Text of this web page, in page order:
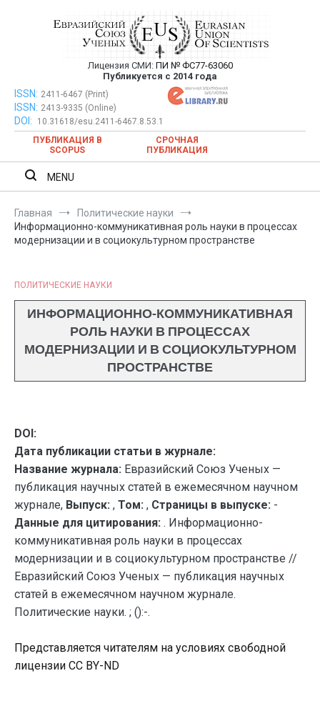
Евразийский Союз Ученых —
публикация научных статей в
ежемесячном научном журнале
Лицензия СМИ: ПИ № ФС77-63060
Публикуется с 2014 года
Евразийский Союз Ученых — публикация научных статей в
ежемесячном научном журнале
ISSN: 2411-6467 (Print)
ISSN: 2413-9335 (Online)
DOI:
10.31618/esu.2411-6467.8.53.1
ПУБЛИКАЦИЯ В
SCOPUS
СРОЧНАЯ
ПУБЛИКАЦИЯ
MENU
Главная
Политические науки
Информационно-коммуникативная роль науки в процессах
модернизации и в социокультурном пространстве
ПОЛИТИЧЕСКИЕ НАУКИ
ИНФОРМАЦИОННО-КОММУНИКАТИВНАЯ
РОЛЬ НАУКИ В ПРОЦЕССАХ
МОДЕРНИЗАЦИИ И В СОЦИОКУЛЬТУРНОМ
ПРОСТРАНСТВЕ
DOI:
Дата публикации статьи в журнале:
Название журнала: Евразийский Союз Ученых —
публикация научных статей в ежемесячном научном
журнале, Выпуск: , Том: , Страницы в выпуске: -
Данные для цитирования: . Информационно-
коммуникативная роль науки в процессах
модернизации и в социокультурном пространстве //
Евразийский Союз Ученых — публикация научных
статей в ежемесячном научном журнале.
Политические науки. ; ():-.
Представляется читателям на условиях свободной
лицензии CC BY-ND